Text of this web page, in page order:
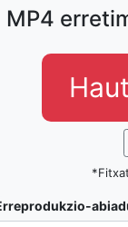
MP4